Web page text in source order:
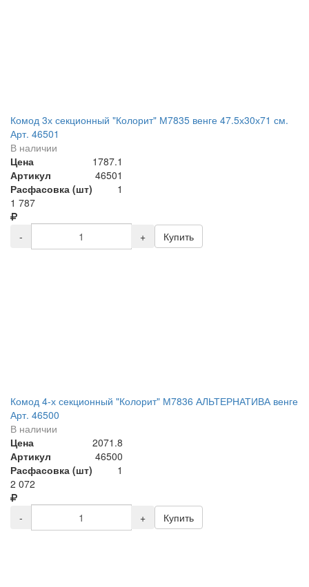
Комод 3х секционный "Колорит" М7835 венге 47.5х30х71 см.
Арт. 46501
В наличии
Цена
1787.1
Артикул
46501
Расфасовка (шт)
1
1 787
- + Купить
Комод 4-х секционный "Колорит" М7836 АЛЬТЕРНАТИВА венге
Арт. 46500
В наличии
Цена
2071.8
Артикул
46500
Расфасовка (шт)
1
2 072
- + Купить